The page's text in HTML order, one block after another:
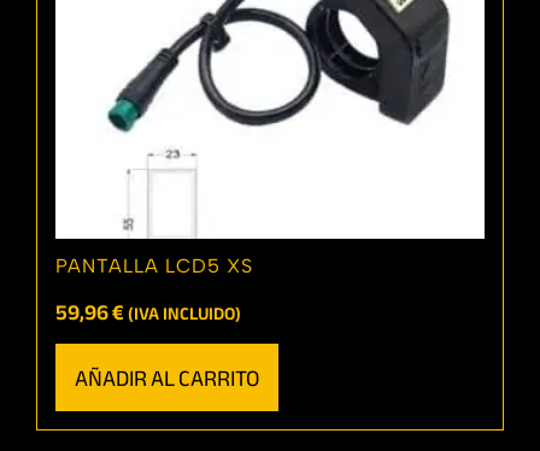
PANTALLA LCD5 XS
59,96€(IVA INCLUIDO)
AÑADIR AL CARRITO